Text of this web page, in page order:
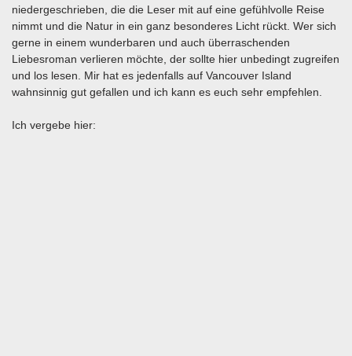
niedergeschrieben, die die Leser mit auf eine gefühlvolle Reise
nimmt und die Natur in ein ganz besonderes Licht rückt. Wer sich
gerne in einem wunderbaren und auch überraschenden
Liebesroman verlieren möchte, der sollte hier unbedingt zugreifen
und los lesen. Mir hat es jedenfalls auf Vancouver Island
wahnsinnig gut gefallen und ich kann es euch sehr empfehlen.
Ich vergebe hier: